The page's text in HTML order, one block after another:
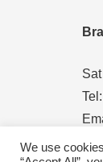
We use